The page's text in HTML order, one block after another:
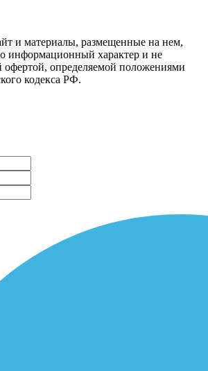
и материалы, размещенные на нем,
информационный характер и не
офертой, определяемой положениями
кодекса РФ.